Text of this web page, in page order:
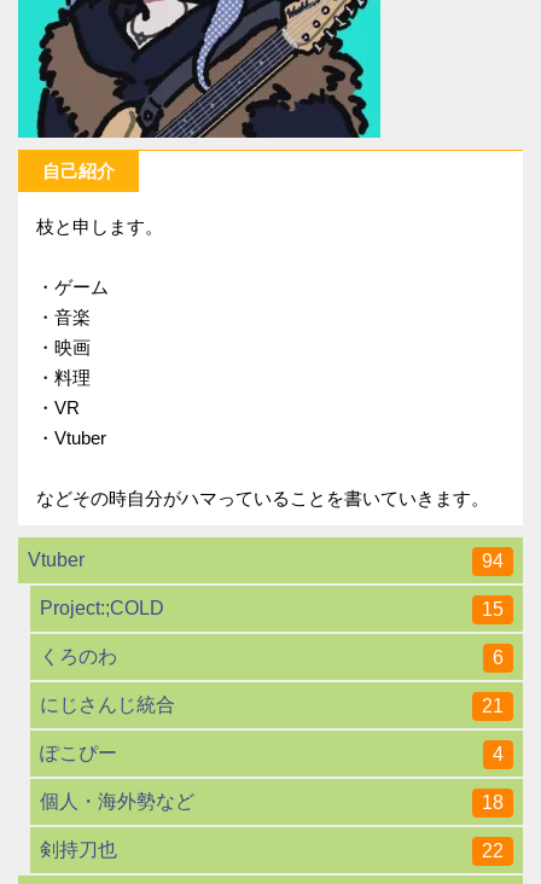
自己紹介
枝と申します。
・ゲーム
・音楽
・映画
・料理
・VR
・Vtuber
などその時自分がハマっていることを書いていきます。
Vtuber 94
Project:;COLD 15
くろのわ 6
にじさんじ統合 21
ぽこぴー 4
個人・海外勢など 18
剣持刀也 22